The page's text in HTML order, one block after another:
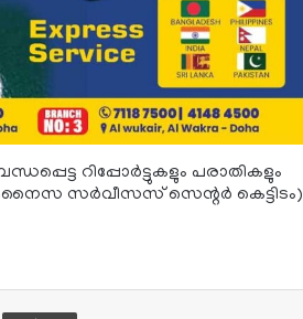
റിപ്പോര്‍ട്ടുകളും പരാതികളും
സര്‍വീസസ് സെന്റര്‍ കെട്ടിടം)